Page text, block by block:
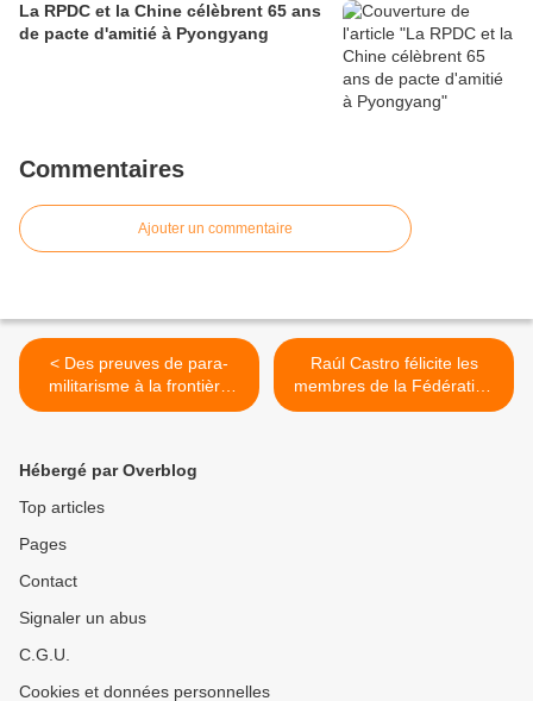
La RPDC et la Chine célèbrent 65 ans
de pacte d'amitié à Pyongyang
Commentaires
Ajouter un commentaire
< Des preuves de para-
militarisme à la frontière
entre le Venezuela et le
Raúl Castro félicite les
membres de la Fédération
des Femmes Cubaines >
Hébergé par Overblog
Top articles
Pages
Contact
Signaler un abus
C.G.U.
Cookies et données personnelles